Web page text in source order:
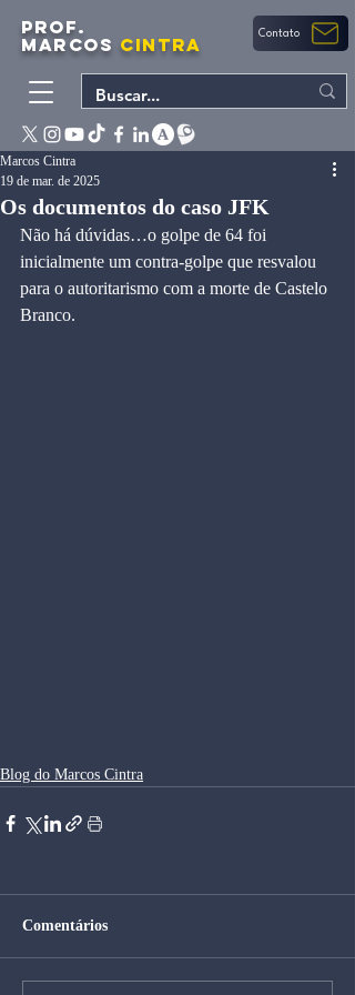
PROF.
MARCOS CINTRA Contato
Os documentos do caso JFK
Marcos Cintra
19 de mar. de 2025
Não há dúvidas…o golpe de 64 foi
inicialmente um contra-golpe que resvalou
para o autoritarismo com a morte de Castelo
Branco.
Blog do Marcos Cintra
Comentários